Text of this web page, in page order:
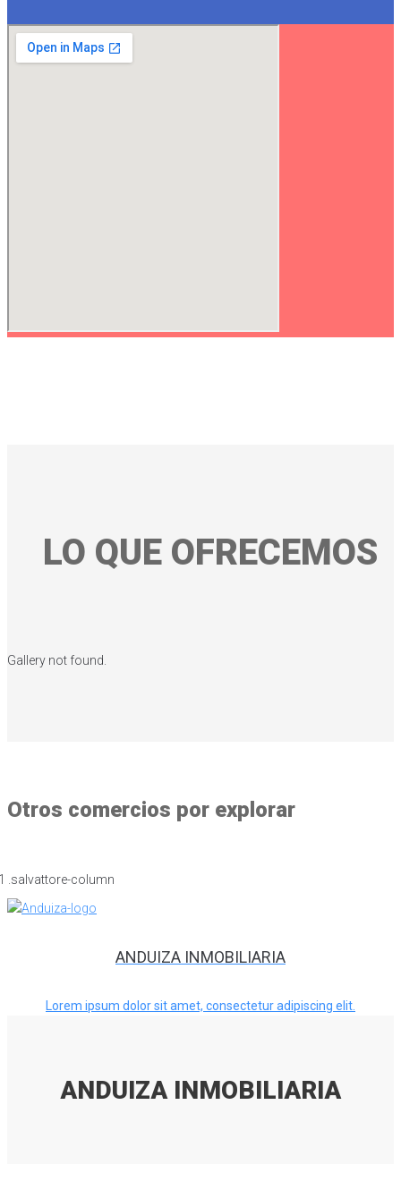
LO QUE OFRECEMOS
Gallery not found.
Otros comercios por explorar
ANDUIZA INMOBILIARIA
Lorem ipsum dolor sit amet, consectetur adipiscing elit.
ANDUIZA INMOBILIARIA